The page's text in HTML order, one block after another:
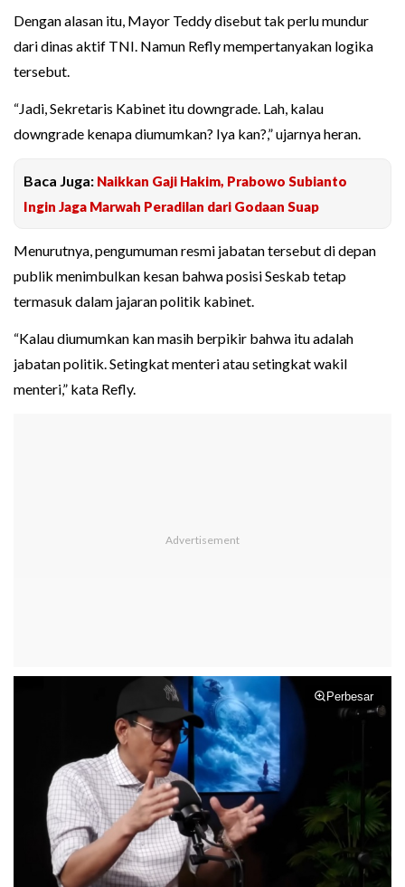
Dengan alasan itu, Mayor Teddy disebut tak perlu mundur
dari dinas aktif TNI. Namun Refly mempertanyakan logika
tersebut.
“Jadi, Sekretaris Kabinet itu downgrade. Lah, kalau
downgrade kenapa diumumkan? Iya kan?,” ujarnya heran.
Baca Juga: Naikkan Gaji Hakim, Prabowo Subianto
Ingin Jaga Marwah Peradilan dari Godaan Suap
Menurutnya, pengumuman resmi jabatan tersebut di depan
publik menimbulkan kesan bahwa posisi Seskab tetap
termasuk dalam jajaran politik kabinet.
“Kalau diumumkan kan masih berpikir bahwa itu adalah
jabatan politik. Setingkat menteri atau setingkat wakil
menteri,” kata Refly.
Perbesar